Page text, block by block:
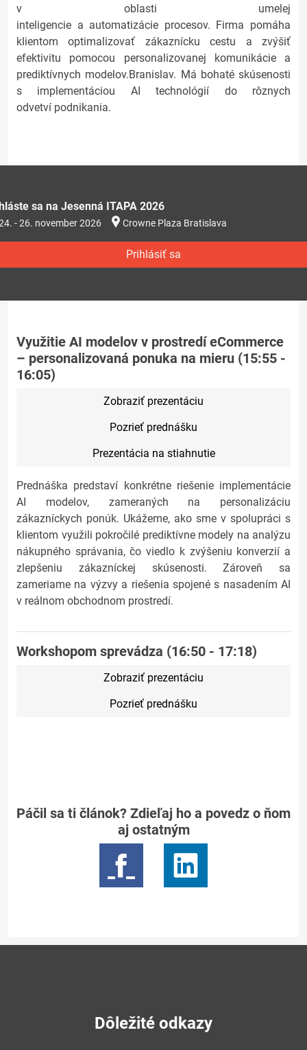
v oblasti umelej
inteligencie a automatizácie procesov. Firma pomáha
klientom optimalizovať zákaznícku cestu a zvýšiť
efektivitu pomocou personalizovanej komunikácie a
prediktívnych modelov.Branislav. Má bohaté skúsenosti
s implementáciou AI technológií do rôznych
odvetví podnikania.
sa na Jesenná ITAPA 2026
- 26. november 2026 Crowne Plaza Bratislava
Prihlásiť sa
Využitie AI modelov v prostredí eCommerce
– personalizovaná ponuka na mieru (15:55 -
16:05)
Zobraziť prezentáciu
Pozrieť prednášku
Prezentácia na stiahnutie
Prednáška predstaví konkrétne riešenie implementácie
AI modelov, zameraných na personalizáciu
zákazníckych ponúk. Ukážeme, ako sme v spolupráci s
klientom využili pokročilé prediktívne modely na analýzu
nákupného správania, čo viedlo k zvýšeniu konverzií a
zlepšeniu zákazníckej skúsenosti. Zároveň sa
zameriame na výzvy a riešenia spojené s nasadením AI
v reálnom obchodnom prostredí.
Workshopom sprevádza (16:50 - 17:18)
Zobraziť prezentáciu
Pozrieť prednášku
Páčil sa ti článok? Zdieľaj ho a povedz o ňom
aj ostatným
Dôležité odkazy